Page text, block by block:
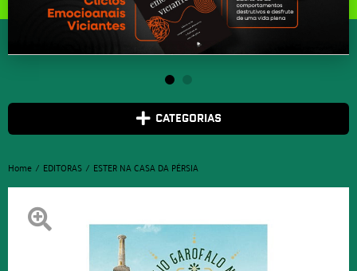
CATEGORIAS
Home EDITORAS ESTER NA CASA DA PÉRSIA